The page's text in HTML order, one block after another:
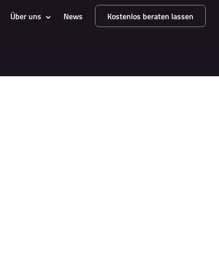
Über uns News Kostenlos beraten lassen